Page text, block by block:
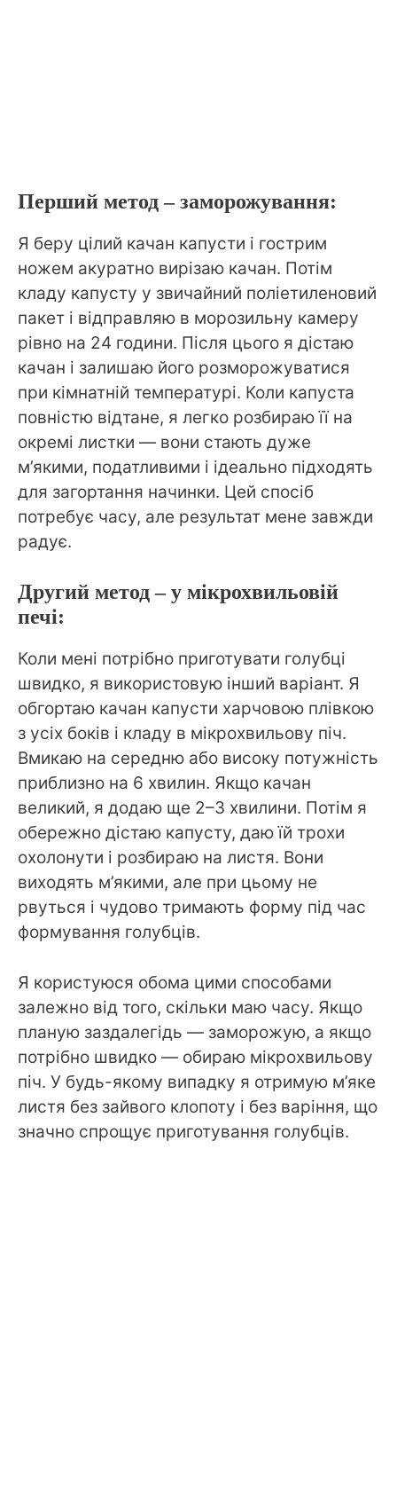
Перший метод – заморожування:
Я беру цілий качан капусти і гострим
ножем акуратно вирізаю качан. Потім
кладу капусту у звичайний поліетиленовий
пакет і відправляю в морозильну камеру
рівно на 24 години. Після цього я дістаю
качан і залишаю його розморожуватися
при кімнатній температурі. Коли капуста
повністю відтане, я легко розбираю її на
окремі листки — вони стають дуже
м’якими, податливими і ідеально підходять
для загортання начинки. Цей спосіб
потребує часу, але результат мене завжди
радує.
Другий метод – у мікрохвильовій
печі:
Коли мені потрібно приготувати голубці
швидко, я використовую інший варіант. Я
обгортаю качан капусти харчовою плівкою
з усіх боків і кладу в мікрохвильову піч.
Вмикаю на середню або високу потужність
приблизно на 6 хвилин. Якщо качан
великий, я додаю ще 2–3 хвилини. Потім я
обережно дістаю капусту, даю їй трохи
охолонути і розбираю на листя. Вони
виходять м’якими, але при цьому не
рвуться і чудово тримають форму під час
формування голубців.
Я користуюся обома цими способами
залежно від того, скільки маю часу. Якщо
планую заздалегідь — заморожую, а якщо
потрібно швидко — обираю мікрохвильову
піч. У будь-якому випадку я отримую м’яке
листя без зайвого клопоту і без варіння, що
значно спрощує приготування голубців.